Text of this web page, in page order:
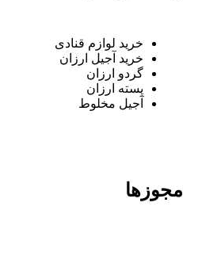
خرید لوازم قنادی
خرید آجیل ارزان
گردو ارزان
پسته ارزان
آجیل مخلوط
مجوزها